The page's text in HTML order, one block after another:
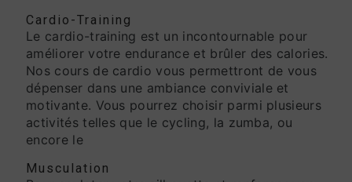
Cardio-Training
Le cardio-training est un incontournable pour
améliorer votre endurance et brûler des calories.
Nos cours de cardio vous permettront de vous
dépenser dans une ambiance conviviale et
motivante. Vous pourrez choisir parmi plusieurs
activités telles que le cycling, la zumba, ou
encore le
Musculation